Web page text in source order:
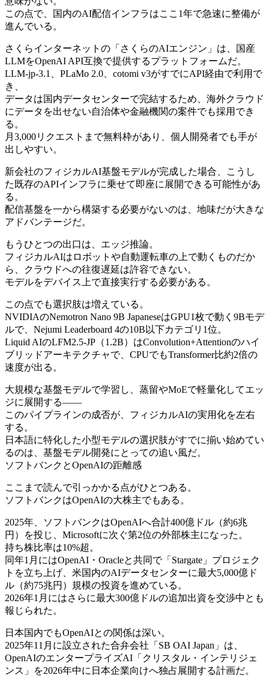
この点で、国内のAI配信インフラはここ1年で急速に整備が
進んでいる。
さくらインターネットの「さくらのAIエンジン」は、国産
LLMをOpenAI API互換で提供するプラットフォームだ。
LLM-jp-3.1、PLaMo 2.0、cotomi v3がすでにAPI経由で利用で
き、
データは国内データセンターで完結するため、海外クラウド
にデータを出せない自治体や金融機関の案件でも採用でき
る。
月3,000リクエストまで無料枠があり、個人開発者でも手が
出しやすい。
新会社のフィジカルAI基盤モデルが完成した場合、こうし
た既存のAPIインフラに乗せて即座に展開できる可能性があ
る。
配信基盤を一から構築する必要がないのは、地味だが大きな
アドバンテージだ。
もうひとつの出口は、エッジ推論。
フィジカルAIはロボットや自動運転車の上で動くものだか
ら、クラウドへの往復遅延は許容できない。
モデルをデバイス上で直接実行する必要がある。
この点でも選択肢は増えている。
NVIDIAのNemotron Nano 9B JapaneseはGPU1枚で動く9Bモデ
ルで、Nejumi Leaderboard 4の10B以下カテゴリ1位。
Liquid AIのLFM2.5-JP（1.2B）はConvolution+Attentionのハイ
ブリッドアーキテクチャで、CPUでもTransformer比約2倍の
速度が出る。
大規模な基盤モデルで学習し、蒸留やMoEで軽量化してエッ
ジに展開する——
このパイプラインの成否が、フィジカルAIの実用化を左右
する。
日本語に特化した小型モデルの選択肢がすでに揃い始めてい
るのは、基盤モデル開発にとっての追い風だ。
ソフトバンクとOpenAIの距離感
ここまで読んで引っかかる点がひとつある。
ソフトバンクはOpenAIの大株主でもある。
2025年、ソフトバンクはOpenAIへ合計400億ドル（約6兆
円）を投じ、Microsoftに次ぐ第2位の外部株主になった。
持ち株比率は10%超。
同年1月にはOpenAI・Oracleと共同で「Stargate」プロジェク
トを立ち上げ、米国内のAIデータセンターに最大5,000億ド
ル（約75兆円）規模の投資を進めている。
2026年1月にはさらに最大300億ドルの追加出資を交渉中とも
報じられた。
日本国内でもOpenAIとの関係は深い。
2025年11月に設立された合弁会社「SB OAI Japan」は、
OpenAIのエンタープライズAI「クリスタル・インテリジェ
ンス」を2026年中に日本企業向けへ独占展開する計画だ。